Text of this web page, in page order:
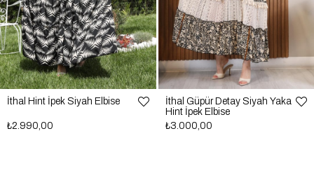
İthal Hint İpek Siyah Elbise
₺2.990,00
İthal Güpür Detay Siyah Yaka
Hint İpek Elbise
₺3.000,00